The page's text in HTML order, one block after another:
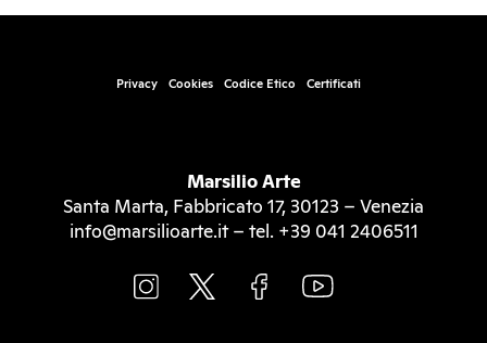
Privacy Cookies Codice Etico Certificati
Marsilio Arte
Santa Marta, Fabbricato 17, 30123 – Venezia
info@marsilioarte.it – tel. +39 041 2406511